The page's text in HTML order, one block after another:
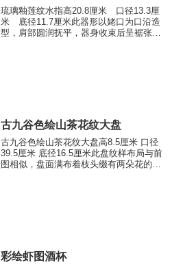
琉璃釉莲纹水指高20.8厘米 口径13.3厘
米 底径11.7厘米此器形以姥口为口沿造
型，肩部圆润抚平，器身收束后呈裾张
古九谷色绘山茶花纹大盘
古九谷色绘山茶花纹大盘高8.5厘米 口径
39.5厘米 底径16.5厘米此盘纹样布局与前
图相似，盘面满布着枝头缀有两朵花的山
彩绘虾图酒杯